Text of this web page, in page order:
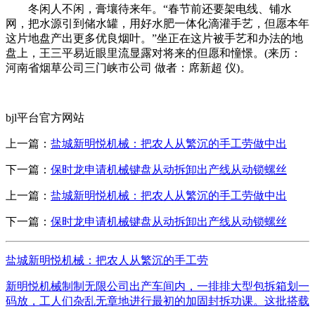
冬闲人不闲，膏壤待来年。“春节前还要架电线、铺水
网，把水源引到储水罐，用好水肥一体化滴灌手艺，但愿本年
这片地盘产出更多优良烟叶。”坐正在这片被手艺和办法的地
盘上，王三平易近眼里流显露对将来的但愿和憧憬。(来历：
河南省烟草公司三门峡市公司 做者：席新超 仪)。
bjl平台官方网站
上一篇： 盐城新明悦机械：把农人从繁沉的手工劳做中出
下一篇： 保时龙申请机械键盘从动拆卸出产线从动锁螺丝
上一篇： 盐城新明悦机械：把农人从繁沉的手工劳做中出
下一篇： 保时龙申请机械键盘从动拆卸出产线从动锁螺丝
盐城新明悦机械：把农人从繁沉的手工劳
新明悦机械制制无限公司出产车间内，一排排大型包拆箱划一
码放，工人们杂乱无章地进行最初的加固封拆功课。这批搭载